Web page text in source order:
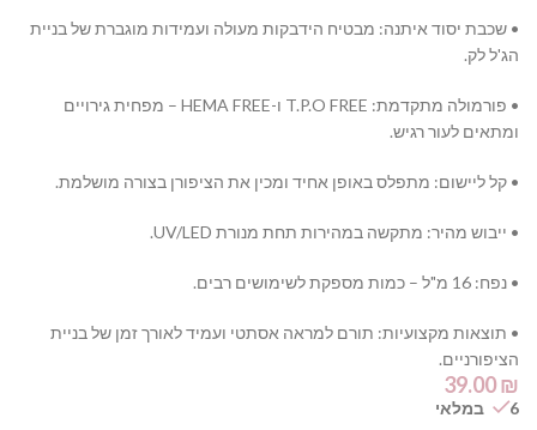
• שכבת יסוד איתנה: מבטיח הידבקות מעולה ועמידות מוגברת של בניית
הג'ל לק.
• פורמולה מתקדמת: T.P.O FREE ו-HEMA FREE – מפחית גירויים
ומתאים לעור רגיש.
• קל ליישום: מתפלס באופן אחיד ומכין את הציפורן בצורה מושלמת.
• ייבוש מהיר: מתקשה במהירות תחת מנורת UV/LED.
• נפח: 16 מ"ל – כמות מספקת לשימושים רבים.
• תוצאות מקצועיות: תורם למראה אסתטי ועמיד לאורך זמן של בניית
הציפורניים.
39.00₪
6 במלאי